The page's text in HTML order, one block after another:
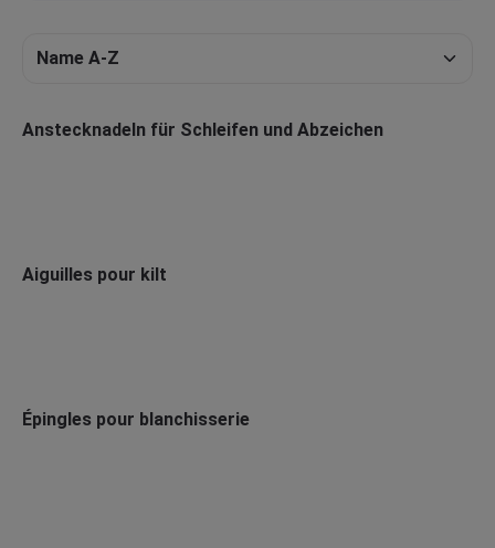
Anstecknadeln für Schleifen und Abzeichen
Aiguilles pour kilt
Épingles pour blanchisserie